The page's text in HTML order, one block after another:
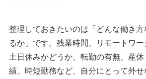
整理しておきたいのは「どんな働き
るか」です。残業時間、リモートワー
土日休みかどうか、転勤の有無、産
績、時短勤務など、自分にとって外